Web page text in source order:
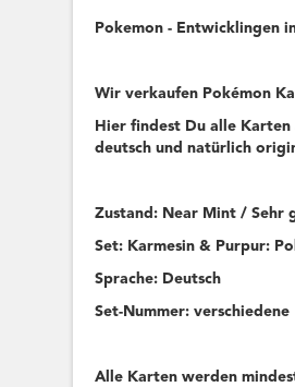
Pokemon - Entwicklingen
Wir verkaufen Pokémon
Hier findest Du alle
deutsch und natürlich
Zustand: Near Mint / Sehr
Set: Karmesin & Purpur:
Sprache: Deutsch
Set-Nummer: verschiedene
Alle Karten werden